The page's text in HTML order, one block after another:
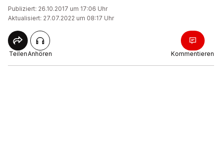
Publiziert: 26.10.2017 um 17:06 Uhr
Aktualisiert: 27.07.2022 um 08:17 Uhr
TeilenAnhören Kommentieren